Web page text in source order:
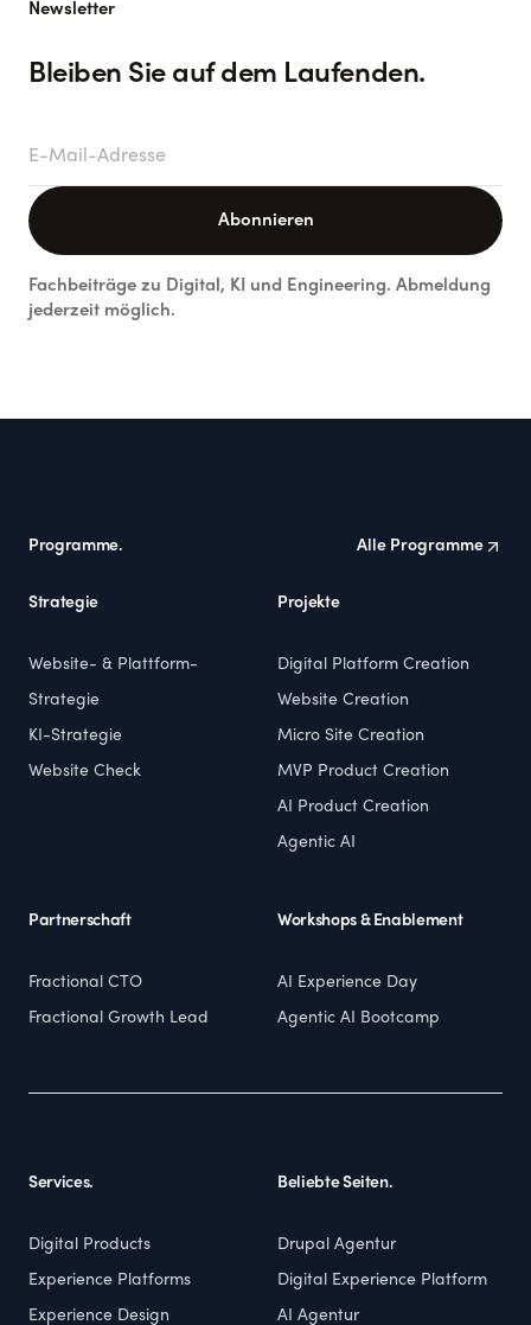
Newsletter
Bleiben Sie auf dem Laufenden.
E-Mail-Adresse
Abonnieren
Fachbeiträge zu Digital, KI und Engineering. Abmeldung
jederzeit möglich.
Programme. Alle Programme
Strategie
Website- & Plattform-
Strategie
KI-Strategie
Website Check
Projekte
Digital Platform Creation
Website Creation
Micro Site Creation
MVP Product Creation
AI Product Creation
Agentic AI
Partnerschaft
Fractional CTO
Fractional Growth Lead
Workshops & Enablement
AI Experience Day
Agentic AI Bootcamp
Services.
Digital Products
Experience Platforms
Experience Design
Beliebte Seiten.
Drupal Agentur
Digital Experience Platform
AI Agentur